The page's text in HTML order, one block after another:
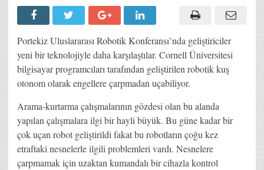
Duvarları,
Ağaçları
Aşıyor
için
Portekiz Uluslararası Robotik Konferansı’nda geliştiriciler
yeni bir teknolojiyle daha karşılaştılar. Cornell Üniversitesi
bilgisayar programcıları tarafından geliştirilen robotik kuş
otonom olarak engellere çarpmadan uçabiliyor.
Arama-kurtarma çalışmalarının gözdesi olan bu alanda
yapılan çalışmalara ilgi bir hayli büyük. Bu güne kadar bir
çok uçan robot geliştirildi fakat bu robotların çoğu kez
etraftaki nesnelerle ilgili problemleri vardı. Nesnelere
çarpmamak için uzaktan kumandalı bir cihazla kontrol